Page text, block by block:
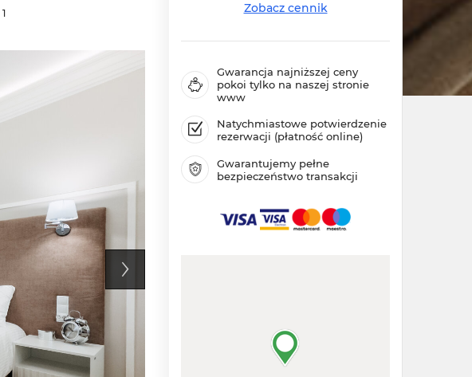
1
Zobacz cennik
Gwarancja najniższej ceny
pokoi tylko na naszej stronie
www
Natychmiastowe potwierdzenie
rezerwacji (płatność online)
Gwarantujemy pełne
bezpieczeństwo transakcji